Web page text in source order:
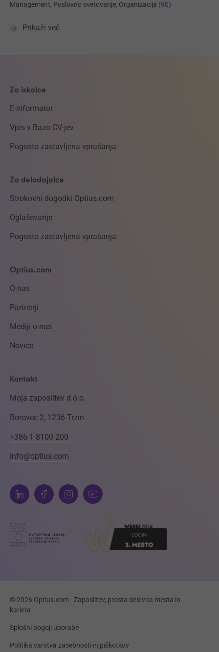
Management, Poslovno svetovanje, Organizacija (90)
Prikaži več
Za iskalce
E-informator
Vpis v Bazo CV-jev
Pogosto zastavljena vprašanja
Za delodajalce
Strokovni dogodki Optius.com
Oglaševanje
Pogosto zastavljena vprašanja
Optius.com
O nas
Partnerji
Mediji o nas
Novice
Kontakt
Moja zaposlitev d.o.o.
Borovec 2, 1236 Trzin
+386 1 8100 200
info@optius.com
© 2026 Optius.com - Zaposlitev, prosta delovna mesta in
kariera
Splošni pogoji uporabe
Politika varstva zasebnosti in piškotkov